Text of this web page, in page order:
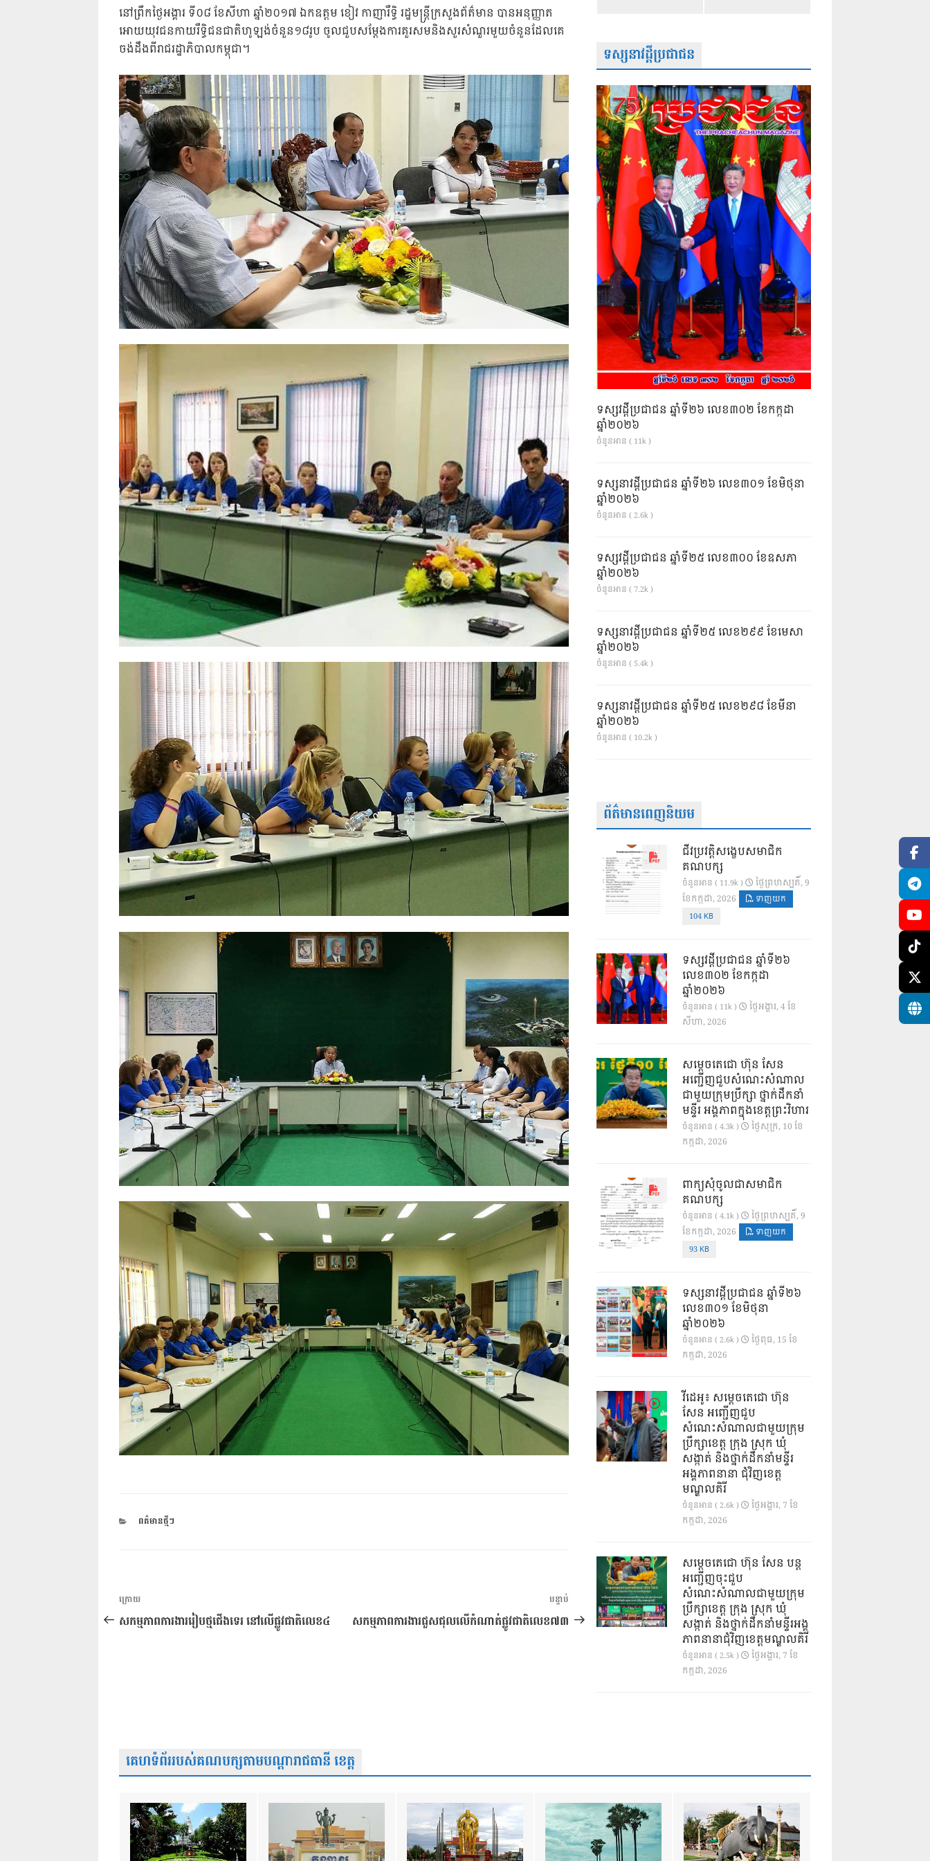
នៅព្រឹកថ្ងៃអង្គារ ទី០៨ ខែសីហា ឆ្នាំ២០១៧ ឯកឧត្តម ខៀវ កាញារឹទ្ធិ រដ្ឋមន្ត្រីក្រសួងព័ត៌មាន បានអនុញ្ញាត
អោយយុវជនកាយរឹទ្ធិជនជាតិហូឡង់ចំនួន១៨រូប ចូលជួបសម្តែងការគួរសមនិងសួរសំណួរមួយចំនួនដែលគេ
ចង់ដឹងពីរាជរដ្ឋាភិបាលកម្ពុជា។
CATEGORIES
ពត៌មានថ្មីៗ
ការ​
នាំទិស​
អត្ថបទ
មុន
ក្រោយ
សកម្មភាពការងាររៀបថ្មជើងទេរ នៅលើផ្លូវជាតិលេខ៤
អត្ថបទ
បន្ទាប់
បន្ទាប់
សកម្មភាពការងារជួសជុលលើកំណាត់ផ្លូវជាតិលេខ៧៣
ទស្សនាវដ្តីប្រជាជន
ទស្សវដ្តីប្រជាជន ឆ្នាំទី២៦ លេខ៣០២ ខែកក្កដា
ឆ្នាំ២០២៦
ចំនួនអាន ( 11k )
ទស្សនាវដ្ដីប្រជាជន ឆ្នាំទី២៦ លេខ៣០១ ខែមិថុនា
ឆ្នាំ២០២៦
ចំនួនអាន ( 2.6k )
ទស្សវដ្តីប្រជាជន ឆ្នាំទី២៥ លេខ៣០០ ខែឧសភា
ឆ្នាំ២០២៦
ចំនួនអាន ( 7.2k )
ទស្សនាវដ្ដីប្រជាជន ឆ្នាំទី២៥ លេខ២៩៩ ខែមេសា
ឆ្នាំ២០២៦
ចំនួនអាន ( 5.4k )
ទស្សនាវដ្ដីប្រជាជន ឆ្នាំទី២៥ លេខ២៩៨ ខែមីនា
ឆ្នាំ២០២៦
ចំនួនអាន ( 10.2k )
ព័ត៌មានពេញនិយម
ជីវប្រវត្តិសង្ខេបសមាជិក
គណបក្ស
ចំនួនអាន ( 11.9k )
ថ្ងៃ​ព្រហស្បតិ៍, 9
ខែ​កក្កដា, 2026
ទាញយក
104 KB
ទស្សវដ្តីប្រជាជន ឆ្នាំទី២៦
លេខ៣០២ ខែកក្កដា
ឆ្នាំ២០២៦
ចំនួនអាន ( 11k )
ថ្ងៃ​អង្គារ, 4 ខែ​
សីហា, 2026
សម្តេចតេជោ ហ៊ុន សែន
អញ្ជើញជួបសំណេះសំណាល
ជាមួយក្រុមប្រឹក្សា ថ្នាក់ដឹកនាំ
មន្ទីរ អង្គភាពក្នុងខេត្តព្រះវិហារ
ចំនួនអាន ( 4.3k )
ថ្ងៃ​សុក្រ, 10 ខែ​
កក្កដា, 2026
ពាក្យសុំចូលជាសមាជិក
គណបក្ស
ចំនួនអាន ( 4.1k )
ថ្ងៃ​ព្រហស្បតិ៍, 9
ខែ​កក្កដា, 2026
ទាញយក
93 KB
ទស្សនាវដ្ដីប្រជាជន ឆ្នាំទី២៦
លេខ៣០១ ខែមិថុនា
ឆ្នាំ២០២៦
ចំនួនអាន ( 2.6k )
ថ្ងៃ​ពុធ, 15 ខែ​
កក្កដា, 2026
វីដេអូ៖ សម្តេចតេជោ ហ៊ុន
សែន អញ្ជើញជួប
សំណេះសំណាលជាមួយក្រុម
ប្រឹក្សាខេត្ត ក្រុង ស្រុក ឃុំ
សង្កាត់ និងថ្នាក់ដឹកនាំមន្ទីរ
អង្គភាពនានា ជុំវិញខេត្ត
មណ្ឌលគិរី
ចំនួនអាន ( 2.6k )
ថ្ងៃ​អង្គារ, 7 ខែ​
កក្កដា, 2026
សម្តេចតេជោ ហ៊ុន សែន បន្ត
អញ្ជើញចុះជួប
សំណេះសំណាលជាមួយក្រុម
ប្រឹក្សាខេត្ត ក្រុង ស្រុក ឃុំ
សង្កាត់ និងថ្នាក់ដឹកនាំមន្ទីរអង្គ
ភាពនានាជុំវិញខេត្តមណ្ឌលគិរី
ចំនួនអាន ( 2.5k )
ថ្ងៃ​អង្គារ, 7 ខែ​
កក្កដា, 2026
គេហទំព័ររបស់គណបក្សតាមបណ្តារាជធានី ខេត្ត